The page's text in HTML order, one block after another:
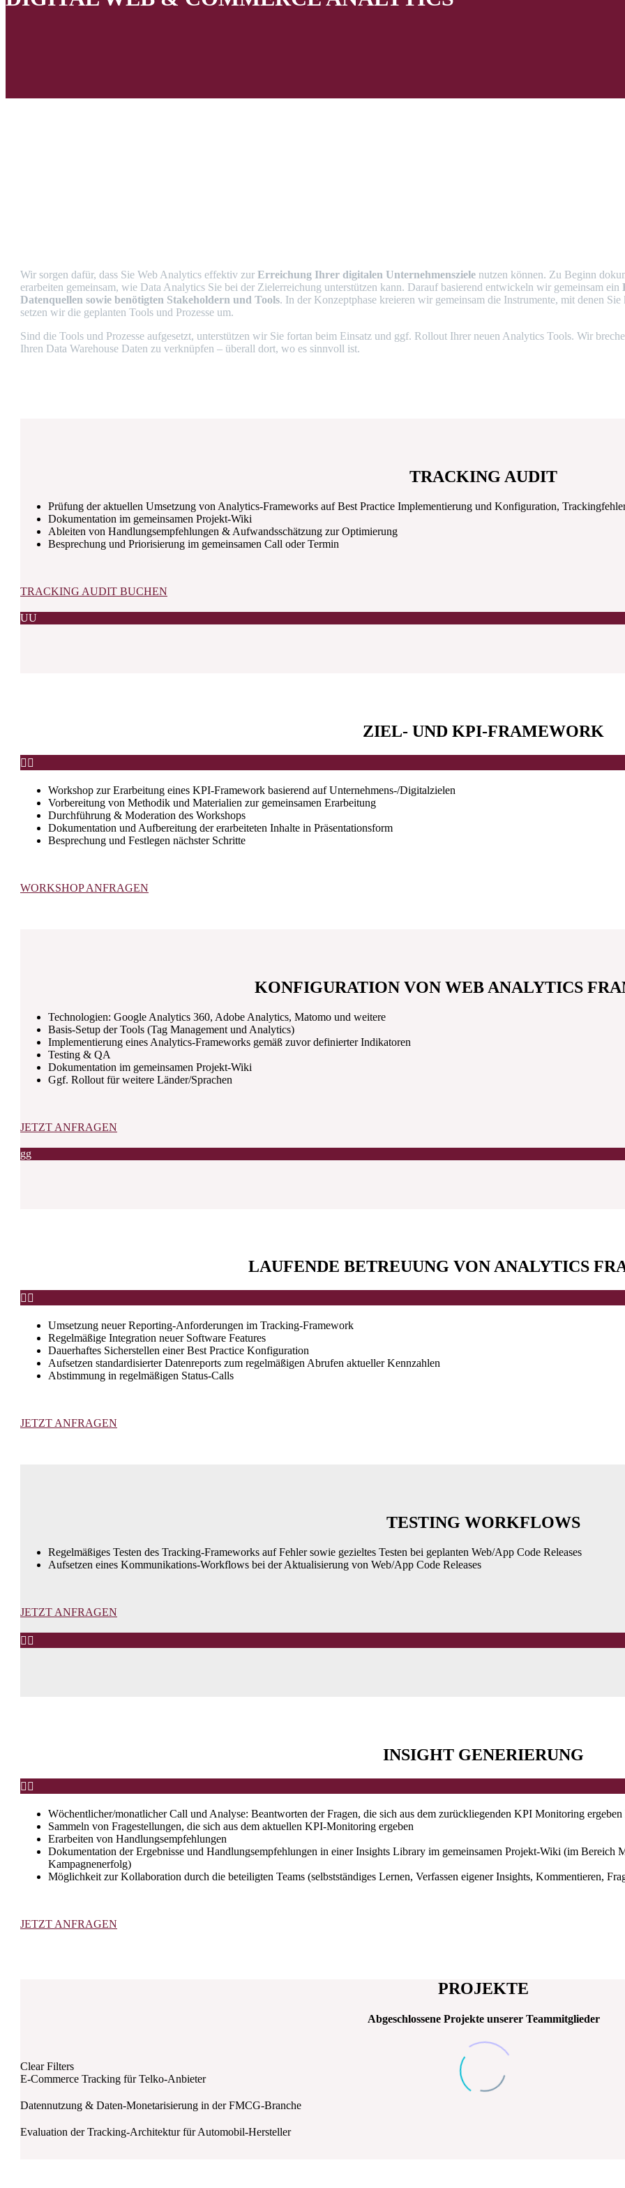
Wir sorgen dafür, dass Sie Web Analytics effektiv zur Erreichung Ihrer digitalen Unternehmensziele nutzen können. Zu Beginn
erarbeiten gemeinsam, wie Data Analytics Sie bei der Zielerreichung unterstützen kann. Darauf basierend entwickeln wir gemeinsam ein
Datenquellen sowie benötigten Stakeholdern und Tools. In der Konzeptphase kreieren wir gemeinsam die Instrumente, mit denen
setzen wir die geplanten Tools und Prozesse um.
Sind die Tools und Prozesse aufgesetzt, unterstützen wir Sie fortan beim Einsatz und ggf. Rollout Ihrer neuen Analytics Tools. Wir
Ihren Data Warehouse Daten zu verknüpfen – überall dort, wo es sinnvoll ist.
TRACKING AUDIT
Prüfung der aktuellen Umsetzung von Analytics-Frameworks auf Best Practice Implementierung und Konfiguration,
Dokumentation im gemeinsamen Projekt-Wiki
Ableiten von Handlungsempfehlungen & Aufwandsschätzung zur Optimierung
Besprechung und Priorisierung im gemeinsamen Call oder Termin
TRACKING AUDIT BUCHEN
UU
ZIEL- UND KPI-FRAMEWORK
 
Workshop zur Erarbeitung eines KPI-Framework basierend auf Unternehmens-/Digitalzielen
Vorbereitung von Methodik und Materialien zur gemeinsamen Erarbeitung
Durchführung & Moderation des Workshops
Dokumentation und Aufbereitung der erarbeiteten Inhalte in Präsentationsform
Besprechung und Festlegen nächster Schritte
WORKSHOP ANFRAGEN
KONFIGURATION VON WEB ANALYTICS
Technologien: Google Analytics 360, Adobe Analytics, Matomo und weitere
Basis-Setup der Tools (Tag Management und Analytics)
Implementierung eines Analytics-Frameworks gemäß zuvor definierter Indikatoren
Testing & QA
Dokumentation im gemeinsamen Projekt-Wiki
Ggf. Rollout für weitere Länder/Sprachen
JETZT ANFRAGEN
gg
LAUFENDE BETREUUNG VON ANALYTICS
 
Umsetzung neuer Reporting-Anforderungen im Tracking-Framework
Regelmäßige Integration neuer Software Features
Dauerhaftes Sicherstellen einer Best Practice Konfiguration
Aufsetzen standardisierter Datenreports zum regelmäßigen Abrufen aktueller Kennzahlen
Abstimmung in regelmäßigen Status-Calls
JETZT ANFRAGEN
TESTING WORKFLOWS
Regelmäßiges Testen des Tracking-Frameworks auf Fehler sowie gezieltes Testen bei geplanten Web/App Code Releases
Aufsetzen eines Kommunikations-Workflows bei der Aktualisierung von Web/App Code Releases
JETZT ANFRAGEN
 
INSIGHT GENERIERUNG
 
Wöchentlicher/monatlicher Call und Analyse: Beantworten der Fragen, die sich aus dem zurückliegenden KPI Monitoring ergeben
Sammeln von Fragestellungen, die sich aus dem aktuellen KPI-Monitoring ergeben
Erarbeiten von Handlungsempfehlungen
Dokumentation der Ergebnisse und Handlungsempfehlungen in einer Insights Library im gemeinsamen Projekt-Wiki (im Bereich
Kampagnenerfolg)
Möglichkeit zur Kollaboration durch die beteiligten Teams (selbstständiges Lernen, Verfassen eigener Insights, Kommentieren,
JETZT ANFRAGEN
PROJEKTE
Abgeschlossene Projekte unserer Teammitglieder
Clear Filters
E-Commerce Tracking für Telko-Anbieter
Datennutzung & Daten-Monetarisierung in der FMCG-Branche
Evaluation der Tracking-Architektur für Automobil-Hersteller